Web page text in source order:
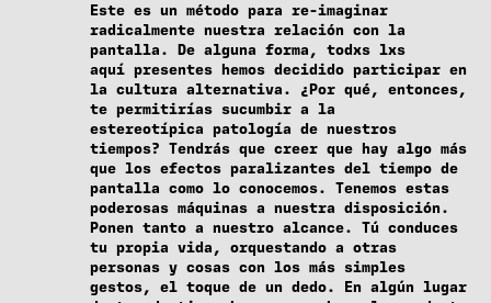
Este es un método para re-imaginar
radicalmente nuestra relación con la
pantalla. De alguna forma, todxs lxs
aquí presentes hemos decidido participar en
la cultura alternativa. ¿Por qué, entonces,
te permitirías sucumbir a la
estereotípica patología de nuestros
tiempos? Tendrás que creer que hay algo más
que los efectos paralizantes del tiempo de
pantalla como lo conocemos. Tenemos estas
poderosas máquinas a nuestra disposición.
Ponen tanto a nuestro alcance. Tú conduces
tu propia vida, orquestando a otras
personas y cosas con los más simples
gestos, el toque de un dedo. En algún lugar